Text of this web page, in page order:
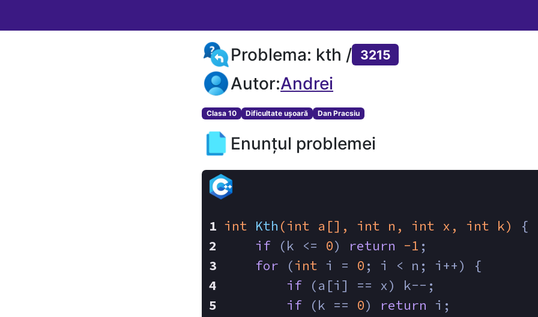
Problema: kth / 3215
Autor:Andrei
Clasa 10 Dificultate ușoară Dan Pracsiu
Enunțul problemei
int Kth (int a[], int n, int x, int k)
{
if (k <= 0) return -1 ;
for (int i = 0 ; i < n; i++) {
if (a[i] == x) k--;
if (k == 0) return i;